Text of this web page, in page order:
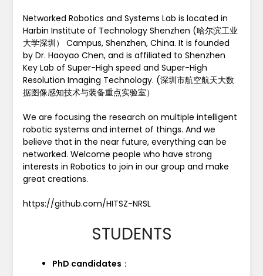
Networked Robotics and Systems Lab is located in
Harbin Institute of Technology Shenzhen (哈尔滨工业
大学深圳） Campus, Shenzhen, China. It is founded
by Dr. Haoyao Chen, and is affiliated to Shenzhen
Key Lab of Super-High speed and Super-High
Resolution Imaging Technology. (深圳市航空航天大数
据图像感知技术与装备重点实验室）
We are focusing the research on multiple intelligent
robotic systems and internet of things. And we
believe that in the near future, everything can be
networked. Welcome people who have strong
interests in Robotics to join in our group and make
great creations.
https://github.com/HITSZ-NRSL
STUDENTS
PhD candidates ：